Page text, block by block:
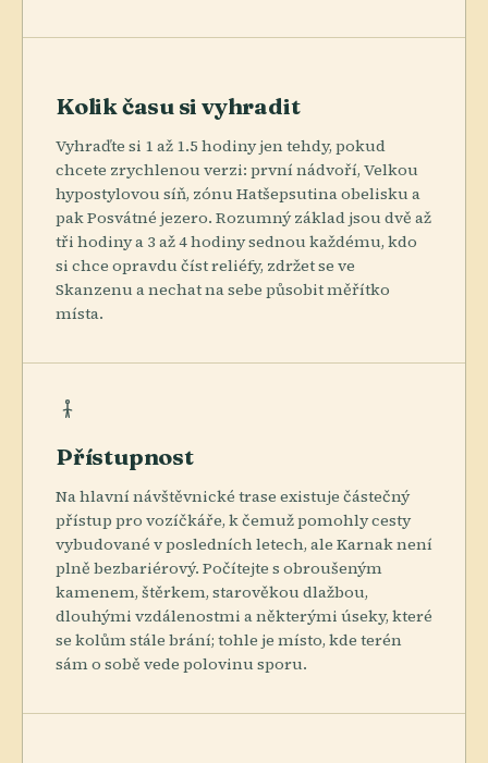
Kolik času si vyhradit
Vyhraďte si 1 až 1.5 hodiny jen tehdy, pokud
chcete zrychlenou verzi: první nádvoří, Velkou
hypostylovou síň, zónu Hatšepsutina obelisku a
pak Posvátné jezero. Rozumný základ jsou dvě až
tři hodiny a 3 až 4 hodiny sednou každému, kdo
si chce opravdu číst reliéfy, zdržet se ve
Skanzenu a nechat na sebe působit měřítko
místa.
Přístupnost
Na hlavní návštěvnické trase existuje částečný
přístup pro vozíčkáře, k čemuž pomohly cesty
vybudované v posledních letech, ale Karnak není
plně bezbariérový. Počítejte s obroušeným
kamenem, štěrkem, starověkou dlažbou,
dlouhými vzdálenostmi a některými úseky, které
se kolům stále brání; tohle je místo, kde terén
sám o sobě vede polovinu sporu.